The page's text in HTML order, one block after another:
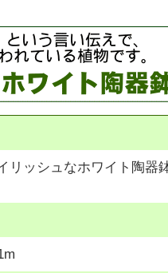
ッシュなホワイト陶器